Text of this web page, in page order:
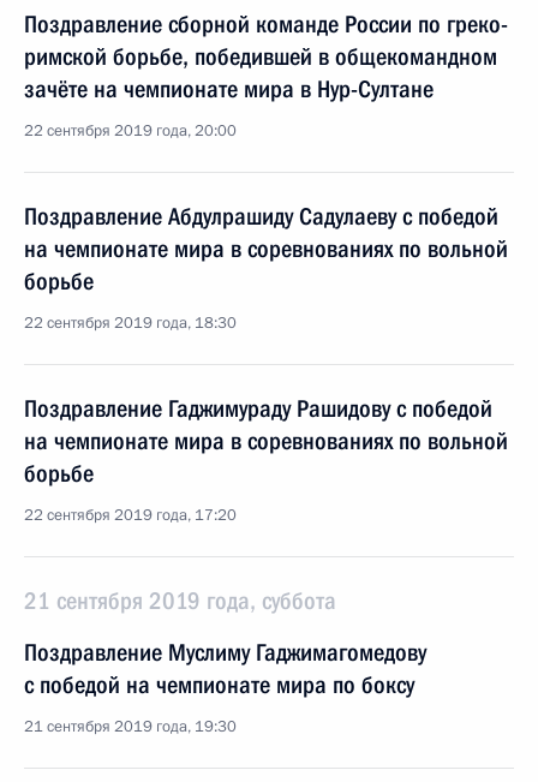
Поздравление сборной команде России по греко-
римской борьбе, победившей в общекомандном
зачёте на чемпионате мира в Нур-Султане
22 сентября 2019 года, 20:00
Поздравление Абдулрашиду Садулаеву с победой
на чемпионате мира в соревнованиях по вольной
борьбе
22 сентября 2019 года, 18:30
Поздравление Гаджимураду Рашидову с победой
на чемпионате мира в соревнованиях по вольной
борьбе
22 сентября 2019 года, 17:20
21 сентября 2019 года, суббота
Поздравление Муслиму Гаджимагомедову
с победой на чемпионате мира по боксу
21 сентября 2019 года, 19:30